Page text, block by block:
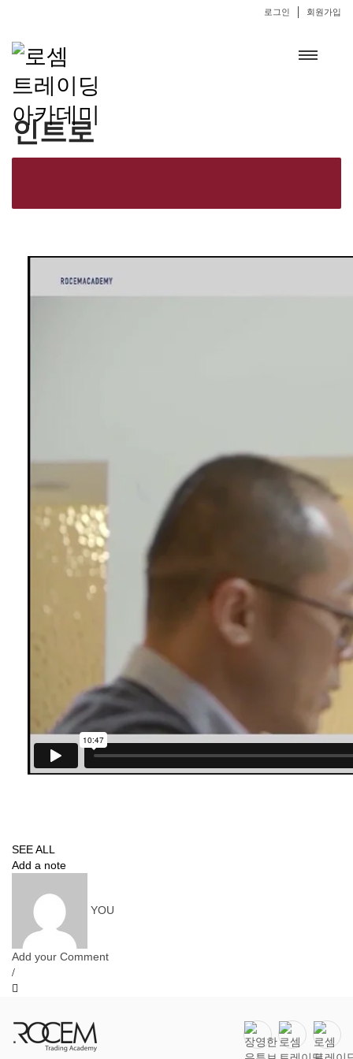
로그인 회원가입
인트로
SEE ALL
Add a note
YOU
Add your Comment